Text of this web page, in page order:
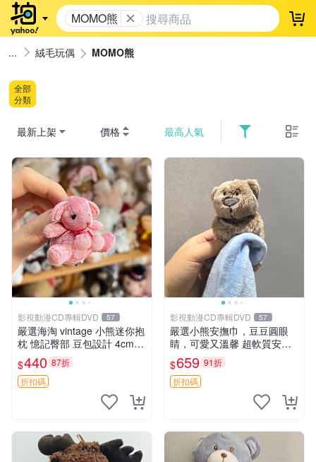
MOMO熊 登
絨毛玩偶 MOMO熊
全部
分類
最新上架 價格 最高人氣
影視動漫CD專輯DVD 57
嚴選海淘 vintage 小熊迷你抱
枕 憶記臀部 豆包設計 4cm
高 推薦收藏 迷你豆包小熊、
高臀部、豆袋抱枕
$440 87折
折扣碼
影視動漫CD專輯DVD 57
嚴選小熊安撫巾，豆豆圓眼
睛，可愛又溫馨 超軟質安撫
巾，豆豆設計，哄睡好幫手
約克豆豆眼安撫巾 數碼豆豆
眼
$659 91折
折扣碼